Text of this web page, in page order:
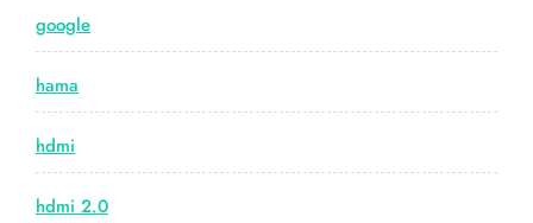
google
hama
hdmi
hdmi 2.0